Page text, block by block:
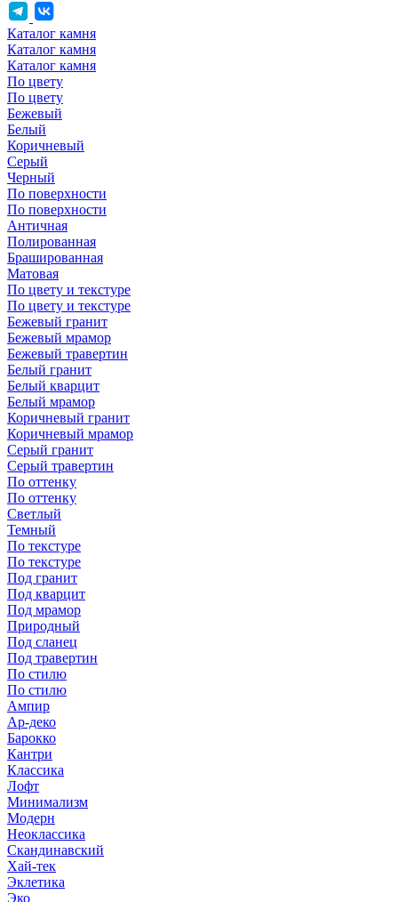
Каталог камня
Каталог камня
Каталог камня
По цвету
По цвету
Бежевый
Белый
Коричневый
Серый
Черный
По поверхности
По поверхности
Античная
Полированная
Брашированная
Матовая
По цвету и текстуре
По цвету и текстуре
Бежевый гранит
Бежевый мрамор
Бежевый травертин
Белый гранит
Белый кварцит
Белый мрамор
Коричневый гранит
Коричневый мрамор
Серый гранит
Серый травертин
По оттенку
По оттенку
Светлый
Темный
По текстуре
По текстуре
Под гранит
Под кварцит
Под мрамор
Природный
Под сланец
Под травертин
По стилю
По стилю
Ампир
Ар-деко
Барокко
Кантри
Классика
Лофт
Минимализм
Модерн
Неоклассика
Скандинавский
Хай-тек
Эклетика
Эко